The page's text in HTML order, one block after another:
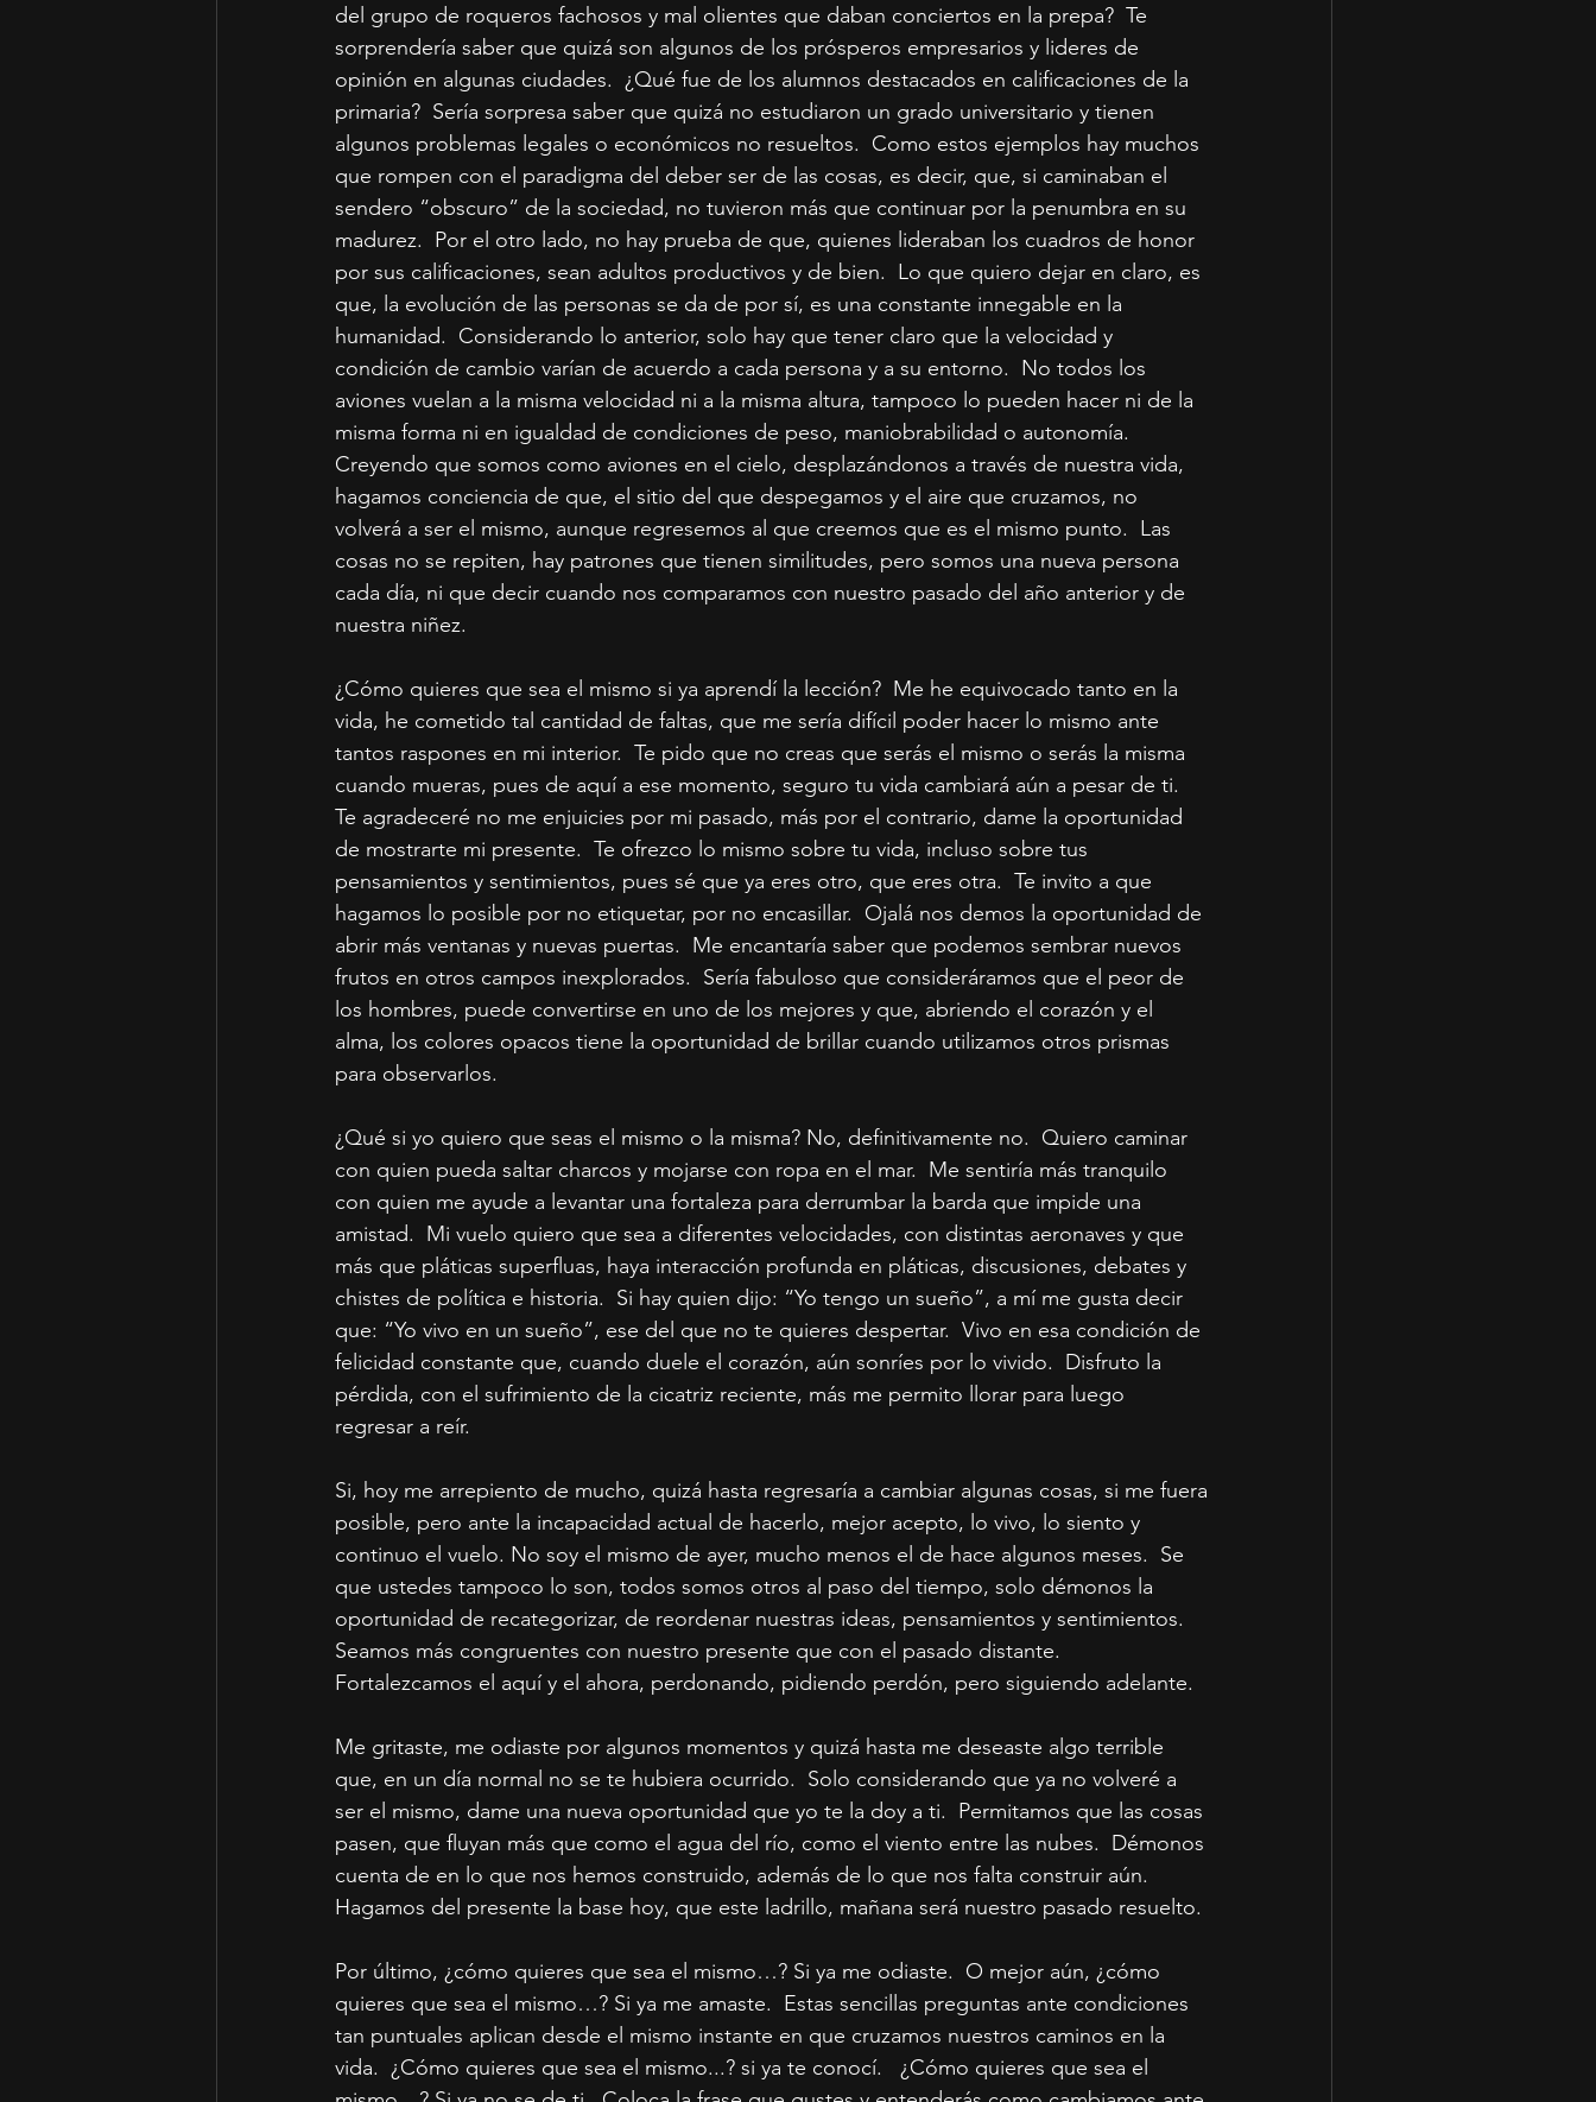
del grupo de roqueros fachosos y mal olientes que daban conciertos en la prepa?  Te
sorprendería saber que quizá son algunos de los prósperos empresarios y lideres de
opinión en algunas ciudades.  ¿Qué fue de los alumnos destacados en calificaciones de la
primaria?  Sería sorpresa saber que quizá no estudiaron un grado universitario y tienen
algunos problemas legales o económicos no resueltos.  Como estos ejemplos hay muchos
que rompen con el paradigma del deber ser de las cosas, es decir, que, si caminaban el
sendero “obscuro” de la sociedad, no tuvieron más que continuar por la penumbra en su
madurez.  Por el otro lado, no hay prueba de que, quienes lideraban los cuadros de honor
por sus calificaciones, sean adultos productivos y de bien.  Lo que quiero dejar en claro, es
que, la evolución de las personas se da de por sí, es una constante innegable en la
humanidad.  Considerando lo anterior, solo hay que tener claro que la velocidad y
condición de cambio varían de acuerdo a cada persona y a su entorno.  No todos los
aviones vuelan a la misma velocidad ni a la misma altura, tampoco lo pueden hacer ni de la
misma forma ni en igualdad de condiciones de peso, maniobrabilidad o autonomía.
Creyendo que somos como aviones en el cielo, desplazándonos a través de nuestra vida,
hagamos conciencia de que, el sitio del que despegamos y el aire que cruzamos, no
volverá a ser el mismo, aunque regresemos al que creemos que es el mismo punto.  Las
cosas no se repiten, hay patrones que tienen similitudes, pero somos una nueva persona
cada día, ni que decir cuando nos comparamos con nuestro pasado del año anterior y de
nuestra niñez.
¿Cómo quieres que sea el mismo si ya aprendí la lección?  Me he equivocado tanto en la
vida, he cometido tal cantidad de faltas, que me sería difícil poder hacer lo mismo ante
tantos raspones en mi interior.  Te pido que no creas que serás el mismo o serás la misma
cuando mueras, pues de aquí a ese momento, seguro tu vida cambiará aún a pesar de ti.
Te agradeceré no me enjuicies por mi pasado, más por el contrario, dame la oportunidad
de mostrarte mi presente.  Te ofrezco lo mismo sobre tu vida, incluso sobre tus
pensamientos y sentimientos, pues sé que ya eres otro, que eres otra.  Te invito a que
hagamos lo posible por no etiquetar, por no encasillar.  Ojalá nos demos la oportunidad de
abrir más ventanas y nuevas puertas.  Me encantaría saber que podemos sembrar nuevos
frutos en otros campos inexplorados.  Sería fabuloso que consideráramos que el peor de
los hombres, puede convertirse en uno de los mejores y que, abriendo el corazón y el
alma, los colores opacos tiene la oportunidad de brillar cuando utilizamos otros prismas
para observarlos.
¿Qué si yo quiero que seas el mismo o la misma? No, definitivamente no.  Quiero caminar
con quien pueda saltar charcos y mojarse con ropa en el mar.  Me sentiría más tranquilo
con quien me ayude a levantar una fortaleza para derrumbar la barda que impide una
amistad.  Mi vuelo quiero que sea a diferentes velocidades, con distintas aeronaves y que
más que pláticas superfluas, haya interacción profunda en pláticas, discusiones, debates y
chistes de política e historia.  Si hay quien dijo: “Yo tengo un sueño”, a mí me gusta decir
que: “Yo vivo en un sueño”, ese del que no te quieres despertar.  Vivo en esa condición de
felicidad constante que, cuando duele el corazón, aún sonríes por lo vivido.  Disfruto la
pérdida, con el sufrimiento de la cicatriz reciente, más me permito llorar para luego
regresar a reír.
Si, hoy me arrepiento de mucho, quizá hasta regresaría a cambiar algunas cosas, si me fuera
posible, pero ante la incapacidad actual de hacerlo, mejor acepto, lo vivo, lo siento y
continuo el vuelo. No soy el mismo de ayer, mucho menos el de hace algunos meses.  Se
que ustedes tampoco lo son, todos somos otros al paso del tiempo, solo démonos la
oportunidad de recategorizar, de reordenar nuestras ideas, pensamientos y sentimientos.
Seamos más congruentes con nuestro presente que con el pasado distante.
Fortalezcamos el aquí y el ahora, perdonando, pidiendo perdón, pero siguiendo adelante.
Me gritaste, me odiaste por algunos momentos y quizá hasta me deseaste algo terrible
que, en un día normal no se te hubiera ocurrido.  Solo considerando que ya no volveré a
ser el mismo, dame una nueva oportunidad que yo te la doy a ti.  Permitamos que las cosas
pasen, que fluyan más que como el agua del río, como el viento entre las nubes.  Démonos
cuenta de en lo que nos hemos construido, además de lo que nos falta construir aún.
Hagamos del presente la base hoy, que este ladrillo, mañana será nuestro pasado resuelto.
Por último, ¿cómo quieres que sea el mismo…? Si ya me odiaste.  O mejor aún, ¿cómo
quieres que sea el mismo…? Si ya me amaste.  Estas sencillas preguntas ante condiciones
tan puntuales aplican desde el mismo instante en que cruzamos nuestros caminos en la
vida.  ¿Cómo quieres que sea el mismo...? si ya te conocí.   ¿Cómo quieres que sea el